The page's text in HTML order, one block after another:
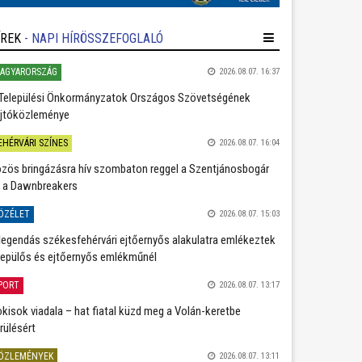
- NAPI HÍRÖSSZEFOGLALÓ
2026.08.07. 16:37
Önkormányzatok Országos Szövetségének
SZÍNES 2026.08.07. 16:04
bringázásra hív szombaton reggel a Szentjánosbogár
Dawnbreakers
2026.08.07. 15:03
székesfehérvári ejtőernyős alakulatra emlékeztek
és ejtőernyős emlékműnél
2026.08.07. 13:17
viadala – hat fiatal küzd meg a Volán-keretbe
2026.08.07. 13:11